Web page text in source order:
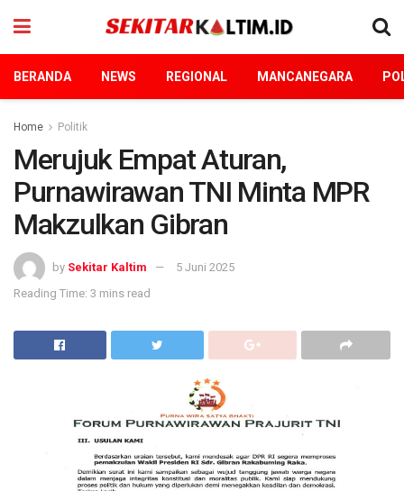
BERANDA NEWS REGIONAL MANCANEGARA
Home Politik
Merujuk Empat Aturan,
Purnawirawan TNI Minta MPR
Makzulkan Gibran
by Sekitar Kaltim
5 Juni 2025
Reading Time: 3 mins read